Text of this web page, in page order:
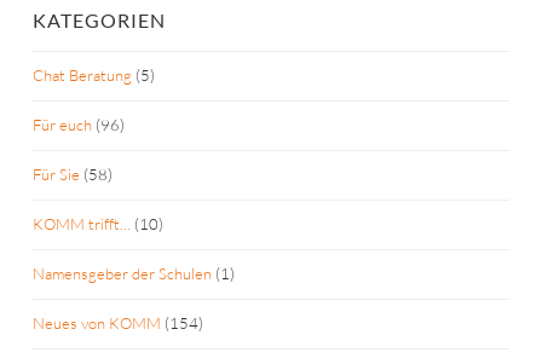
KATEGORIEN
Chat Beratung (5)
Für euch (96)
Für Sie (58)
KOMM trifft… (10)
Namensgeber der Schulen (1)
Neues von KOMM (154)